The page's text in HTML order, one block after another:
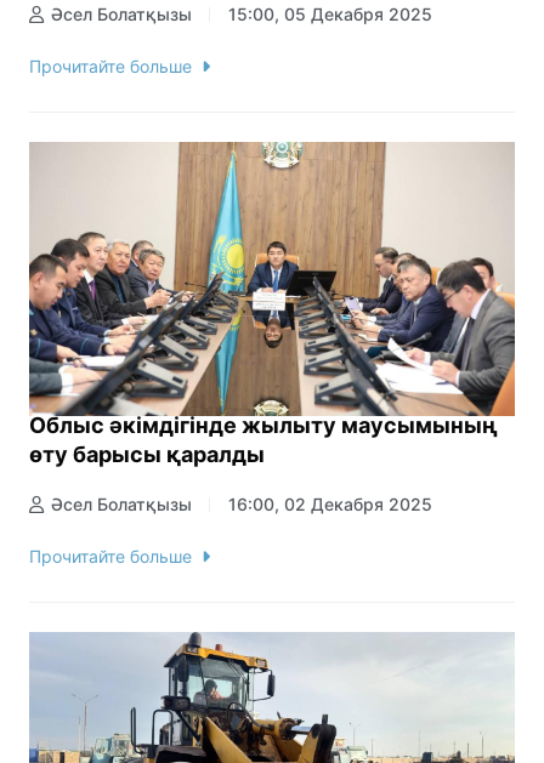
Әсел Болатқызы 15:00, 05 Декабря 2025
Прочитайте больше
Облыс әкімдігінде жылыту маусымының
өту барысы қаралды
Әсел Болатқызы 16:00, 02 Декабря 2025
Прочитайте больше